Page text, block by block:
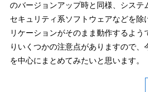
のバージョンアップ時と同様、システ
セキュリティ系ソフトウェアなどを除
リケーションがそのまま動作するよう
りいくつかの注意点がありますので、
を中心にまとめてみたいと思います。